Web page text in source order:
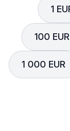
1
100 EUR
1 000 EUR